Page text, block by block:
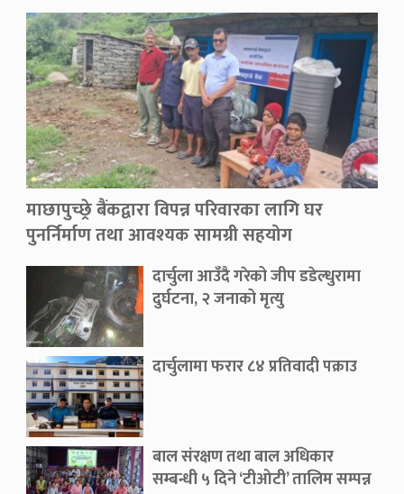
माछापुच्छ्रे बैंकद्वारा विपन्न परिवारका लागि घर
पुनर्निर्माण तथा आवश्यक सामग्री सहयोग
दार्चुला आउँदै गरेको जीप डडेल्धुरामा
दुर्घटना, २ जनाको मृत्यु
दार्चुलामा फरार ८४ प्रतिवादी पक्राउ
बाल संरक्षण तथा बाल अधिकार
सम्बन्धी ५ दिने ‘टीओटी’ तालिम सम्पन्न